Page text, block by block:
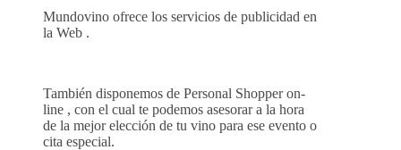
Mundovino ofrece los servicios de publicidad en
la Web .
También disponemos de Personal Shopper on-
line , con el cual te podemos asesorar a la hora
de la mejor elección de tu vino para ese evento o
cita especial.